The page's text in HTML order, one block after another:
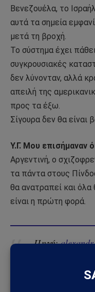
Βενεζουέλα, το
αυτά τα σημεία
μετά τη βροχή.
Το σύστημα έχει
συγκρουσιακές
δεν λύνονταν, αλλά
απειλή της
προς τα έξω.
Σίγουρα δεν θα είναι
Υ.Γ. Μου επισήμαναν
Αργεντινή, ο
τα πάντα στους
θα ανατραπεί και όλα
είναι η πρώτη φορά.
Πηγή: